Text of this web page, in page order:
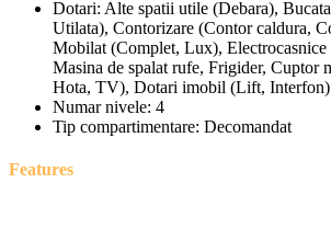
Dotari: Alte spatii utile (Debara),
Utilata), Contorizare (Contor caldura,
Mobilat (Complet, Lux),
Masina de spalat rufe, Frigider, Cuptor
Hota, TV), Dotari imobil (Lift, Interfon)
Numar nivele: 4
Tip compartimentare: Decomandat
Features